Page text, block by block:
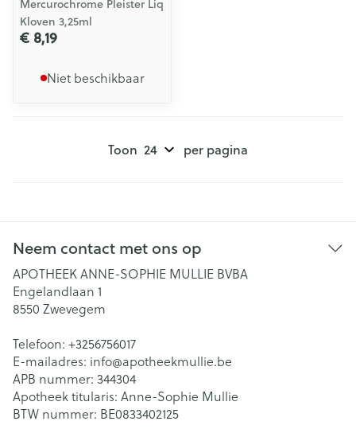
Mercurochrome Pleister Liq
Kloven 3,25ml
€ 8,19
Niet beschikbaar
Toon per pagina
Neem contact met ons op
APOTHEEK ANNE-SOPHIE MULLIE BVBA
Engelandlaan 1
8550 Zwevegem
Telefoon: +3256756017
E-mailadres: info@apotheekmullie.be
APB nummer: 344304
Apotheek titularis: Anne-Sophie Mullie
BTW nummer: BE0833402125